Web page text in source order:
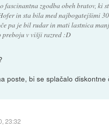
fascinantna zgodba obeh bratov, ki
in sta bila med najbogatejšimi 30
pa je bil rudar in mati lastnica
v višji razred :D
poste, bi se splačalo diskontne
23:32